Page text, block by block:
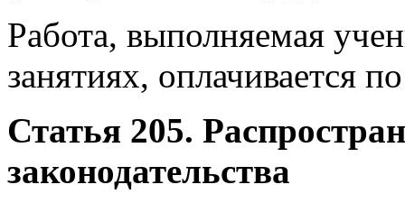
Работа, выполняемая
занятиях, оплачивается
Статья 205.
законодательства